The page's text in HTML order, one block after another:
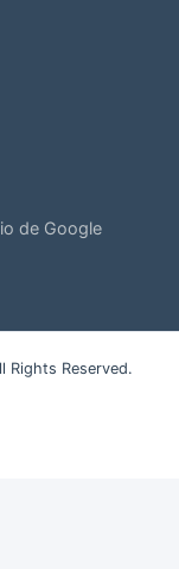
de Google
Rights Reserved.